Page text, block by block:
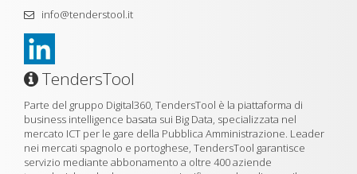
info@tenderstool.it
TendersTool
Parte del gruppo Digital360, TendersTool è la piattaforma di
business intelligence basata sui Big Data, specializzata nel
mercato ICT per le gare della Pubblica Amministrazione. Leader
nei mercati spagnolo e portoghese, TendersTool garantisce
servizio mediante abbonamento a oltre 400 aziende